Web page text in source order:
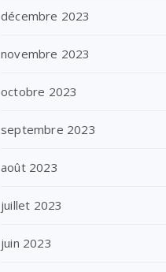
décembre 2023
novembre 2023
octobre 2023
septembre 2023
août 2023
juillet 2023
juin 2023